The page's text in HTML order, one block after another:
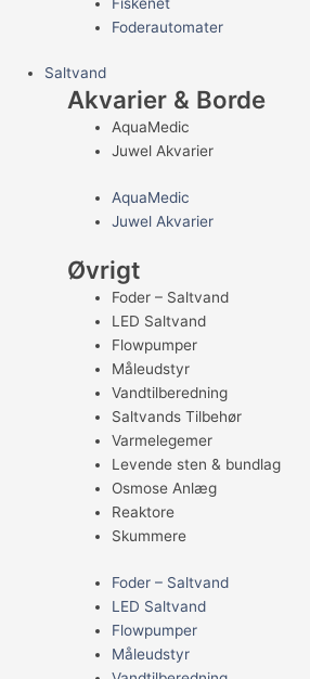
Foderautomater
Saltvand
Akvarier & Borde
AquaMedic
Juwel Akvarier
AquaMedic
Juwel Akvarier
Øvrigt
Foder – Saltvand
LED Saltvand
Flowpumper
Måleudstyr
Vandtilberedning
Saltvands Tilbehør
Varmelegemer
Levende sten & bundlag
Osmose Anlæg
Reaktore
Skummere
Foder – Saltvand
LED Saltvand
Flowpumper
Måleudstyr